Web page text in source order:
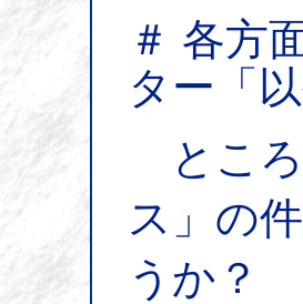
＃ 各方
ター「
ところ
ス」の
うか？